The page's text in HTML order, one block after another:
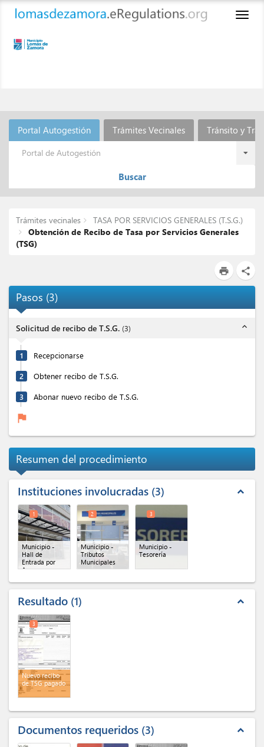
Portal Autogestión Trámites Vecinales Tránsito y
Portal de Autogestión
Buscar
Trámites vecinales
TASA POR SERVICIOS GENERALES (T.S.G.)
Obtención de Recibo de Tasa por Servicios Generales
(TSG)
print share
Pasos (3)
Solicitud de recibo de T.S.G. (3) expand_less
1 Recepcionarse
2 Obtener recibo de T.S.G.
3 Abonar nuevo recibo de T.S.G.
flag
Resumen del procedimiento
Instituciones involucradas 3 expand_less
Municipio -
Hall de
Entrada por
Azara
1
Municipio -
Tributos
Municipales
2
Municipio -
Tesorería
3
Resultado 1 expand_less
Nuevo recibo
de TSG pagado
3
Documentos requeridos 3 expand_less